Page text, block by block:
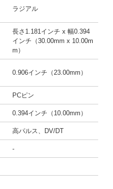
ラジアル
長さ1.181インチ x 幅0.394
インチ（30.00mm x 10.00m
m）
0.906インチ（23.00mm）
PCピン
0.394インチ（10.00mm）
高パルス、DV/DT
-